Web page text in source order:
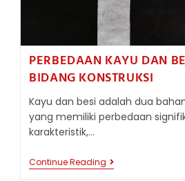
PERBEDAAN KAYU DAN
BIDANG KONSTRUKSI
Kayu dan besi adalah dua
yang memiliki perbedaan
karakteristik,…
Continue Reading PERBEDAAN
KAYU